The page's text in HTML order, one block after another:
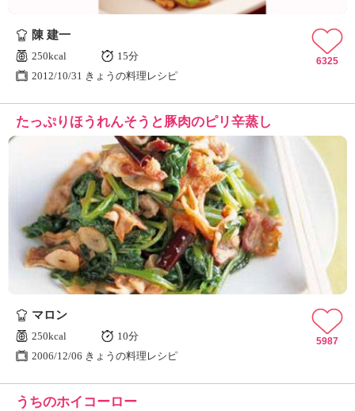
陳 建一
250kcal
15分
2012/10/31 きょうの料理レシピ
6325
たっぷりほうれんそうと豚肉のピリ辛蒸し
マロン
250kcal
10分
2006/12/06 きょうの料理レシピ
5987
うちのホイコーロー